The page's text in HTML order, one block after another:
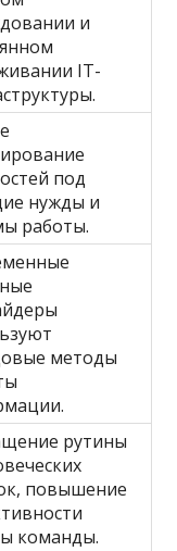
и
IT-
под
нужды и
работы.
методы
рутины
повышение
команды.